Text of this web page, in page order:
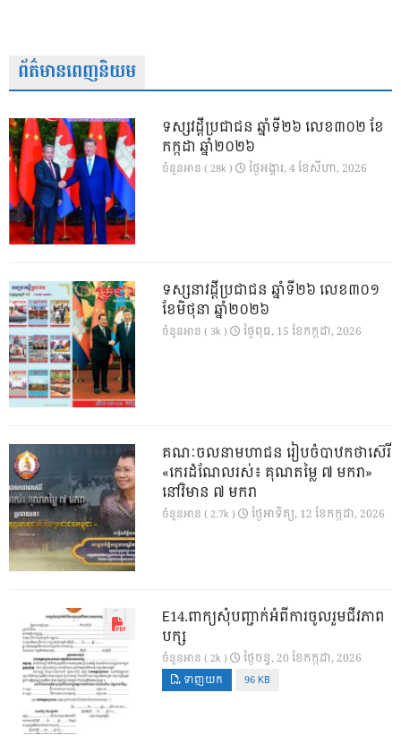
ព័ត៌មានពេញនិយម
ទស្សវដ្តីប្រជាជន ឆ្នាំទី២៦ លេខ៣០២ ខែ
កក្កដា ឆ្នាំ២០២៦
ចំនួនអាន ( 28k ) ថ្ងៃ​អង្គារ, 4 ខែ​សីហា, 2026
ទស្សនាវដ្ដីប្រជាជន ឆ្នាំទី២៦ លេខ៣០១
ខែមិថុនា ឆ្នាំ២០២៦
ចំនួនអាន ( 3k ) ថ្ងៃ​ពុធ, 15 ខែ​កក្កដា, 2026
គណៈចលនាមហាជន រៀបចំបាឋកថាស៊េរី
«កេរដំណែលរស់៖ គុណតម្លៃ ៧ មករា»
នៅវិមាន ៧ មករា
ចំនួនអាន ( 2.7k ) ថ្ងៃ​អាទិត្យ, 12 ខែ​កក្កដា, 2026
E14.ពាក្យសុំបញ្ជាក់អំពីការចូលរួមជីវភាព
បក្ស
ចំនួនអាន ( 2k ) ថ្ងៃ​ចន្ទ, 20 ខែ​កក្កដា, 2026
ទាញយក 96 KB